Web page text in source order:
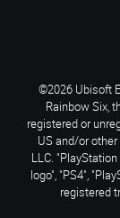
©2026 Ubisoft
Rainbow Six,
registered or
US and/or
LLC.
logo", "PS4",
registered